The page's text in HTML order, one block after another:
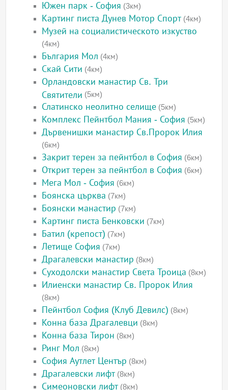
Южен парк - София (3км)
Картинг писта Дунев Мотор Спорт(4км)
Музей на социалистическото изкуство
(4км)
България Мол (4км)
Скай Сити (4км)
Орландовски манастир Св. Три
Святители (5км)
Слатинско неолитно селище (5км)
Комплекс Пейнтбол Мания - София (5км)
Дървенишки манастир Св.Пророк Илия
(6км)
Закрит терен за пейнтбол в София (6км)
Открит терен за пейнтбол в София (6км)
Мега Мол - София (6км)
Боянска църква (7км)
Боянски манастир (7км)
Картинг писта Бенковски (7км)
Батил (крепост) (7км)
Летище София (7км)
Драгалевски манастир (8км)
Суходолски манастир Света Троица (8км)
Илиенски манастир Св. Пророк Илия
(8км)
Пейнтбол София (Клуб Девилс) (8км)
Конна база Драгалевци (8км)
Конна база Тирон (8км)
Ринг Мол (8км)
София Аутлет Център (8км)
Драгалевски лифт(8км)
Симеоновски лифт(8км)